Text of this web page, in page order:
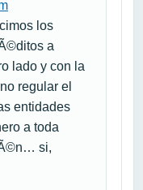
los
a
lado y con la
regular el
entidades
a toda
si,